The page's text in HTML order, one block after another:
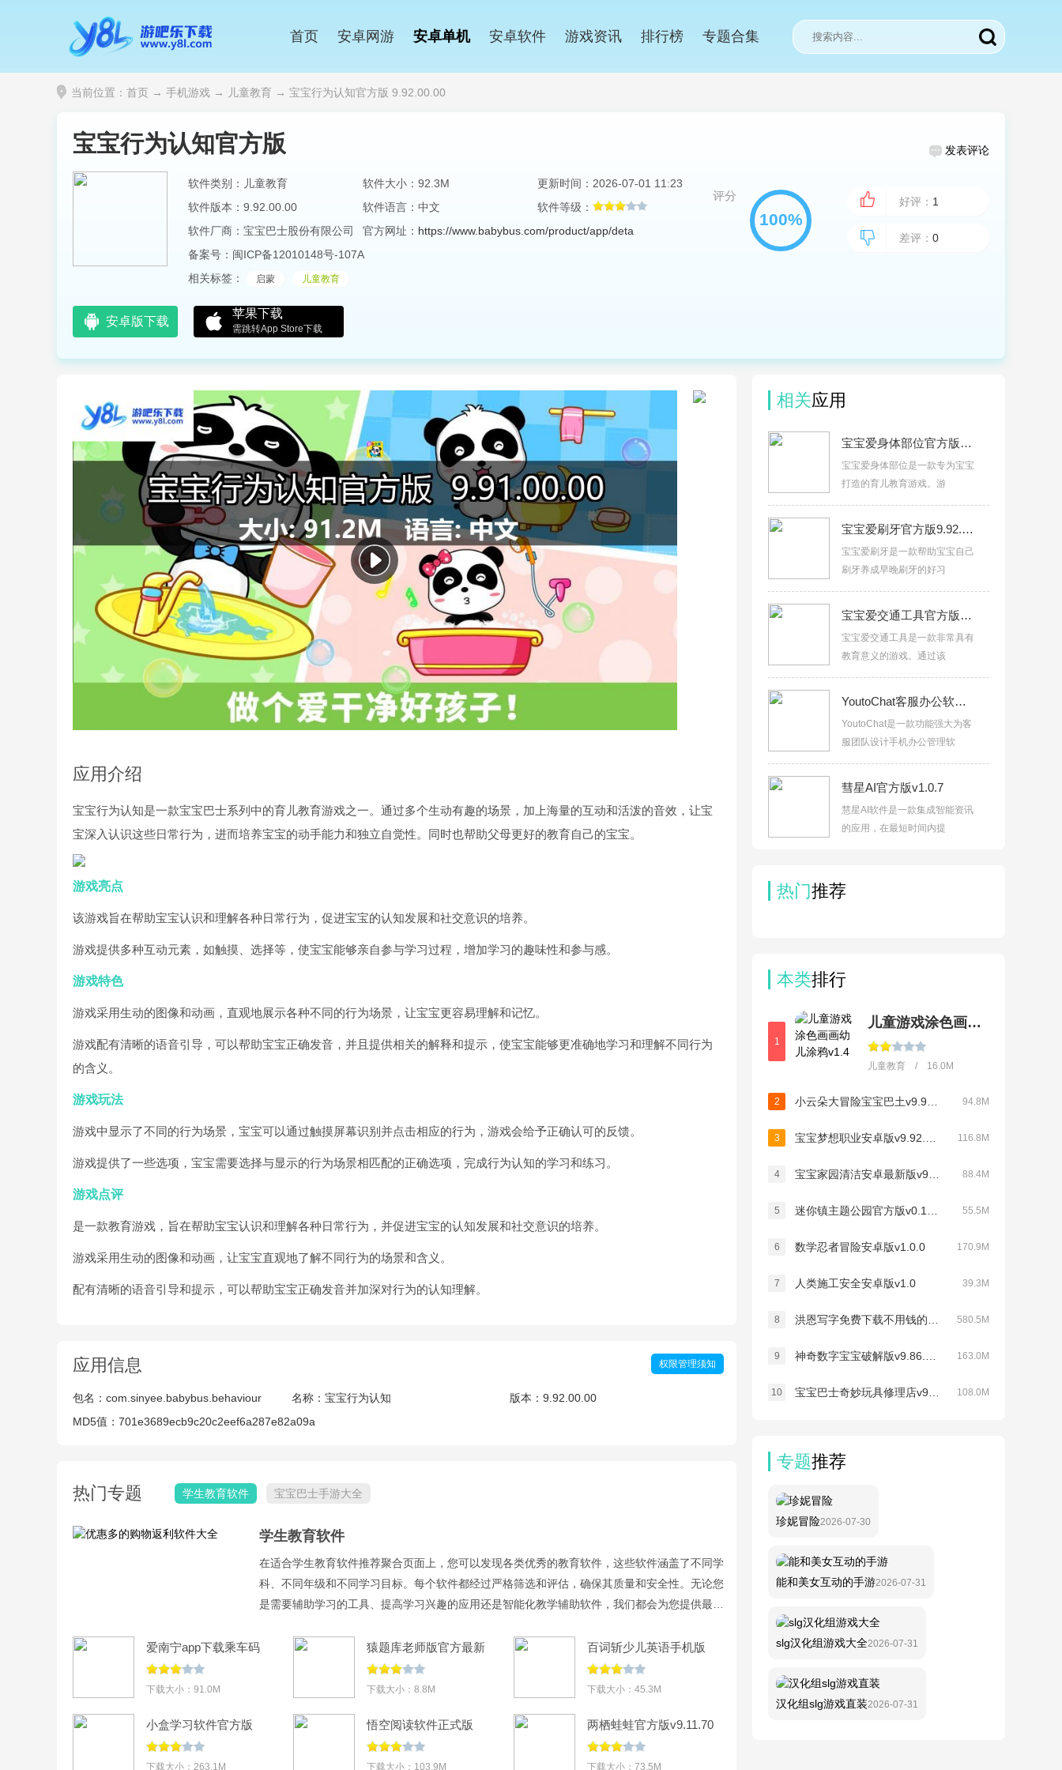
首页 安卓网游 安卓单机 安卓软件 游戏资讯 排行榜 专题合集
当前位置： 首页 → 手机游戏 → 儿童教育 → 宝宝行为认知官方版 9.92.00.00
宝宝行为认知官方版 发表评论
软件类别：儿童教育 软件大小：92.3M
更新时间：2026-07-01 11:23
软件版本：9.92.00.00
软件语言：中文
软件等级：
软件厂商：宝宝巴士股份有限公司
官方网址： https://www.babybus.com/product/app/deta
备案号： 闽ICP备12010148号-107A
相关标签：
启蒙 儿童教育
评分 好评： 1
差评： 0
安卓版下载
苹果下载
需跳转App Store下载
应用介绍
宝宝行为认知是一款宝宝巴士系列中的育儿教育游戏之一。通过多个生动有趣的场景，加上海量的互动和活泼的音效，让宝
宝深入认识这些日常行为，进而培养宝宝的动手能力和独立自觉性。同时也帮助父母更好的教育自己的宝宝。
游戏亮点
该游戏旨在帮助宝宝认识和理解各种日常行为，促进宝宝的认知发展和社交意识的培养。
游戏提供多种互动元素，如触摸、选择等，使宝宝能够亲自参与学习过程，增加学习的趣味性和参与感。
游戏特色
游戏采用生动的图像和动画，直观地展示各种不同的行为场景，让宝宝更容易理解和记忆。
游戏配有清晰的语音引导，可以帮助宝宝正确发音，并且提供相关的解释和提示，使宝宝能够更准确地学习和理解不同行为
的含义。
游戏玩法
游戏中显示了不同的行为场景，宝宝可以通过触摸屏幕识别并点击相应的行为，游戏会给予正确认可的反馈。
游戏提供了一些选项，宝宝需要选择与显示的行为场景相匹配的正确选项，完成行为认知的学习和练习。
游戏点评
是一款教育游戏，旨在帮助宝宝认识和理解各种日常行为，并促进宝宝的认知发展和社交意识的培养。
游戏采用生动的图像和动画，让宝宝直观地了解不同行为的场景和含义。
配有清晰的语音引导和提示，可以帮助宝宝正确发音并加深对行为的认知理解。
应用信息 权限管理须知
包名： com.sinyee.babybus.behaviour 名称： 宝宝行为认知 版本：9.92.00.00
MD5值： 701e3689ecb9c20c2eef6a287e82a09a
热门专题 学生教育软件 宝宝巴士手游大全
学生教育软件
在适合学生教育软件推荐聚合页面上，您可以发现各类优秀的教育软件，这些软件涵盖了不同学
科、不同年级和不同学习目标。每个软件都经过严格筛选和评估，确保其质量和安全性。无论您
是需要辅助学习的工具、提高学习兴趣的应用还是智能化教学辅助软件，我们都会为您提供最合
爱南宁app下载乘车码
v4.2.10.1
下载大小：91.0M
猿题库老师版官方最新
版v3.4.0
下载大小：8.8M
百词斩少儿英语手机版
v1.1.7
下载大小：45.3M
小盒学习软件官方版
v5.3.06
下载大小：263.1M
悟空阅读软件正式版
v2.0.9
下载大小：103.9M
两栖蛙蛙官方版v9.11.70
下载大小：73.5M
相关应用
宝宝爱身体部位官方版9.86.00.00
宝宝爱身体部位是一款专为宝宝
打造的育儿教育游戏。游
宝宝爱刷牙官方版9.92.00.00
宝宝爱刷牙是一款帮助宝宝自己
刷牙养成早晚刷牙的好习
宝宝爱交通工具官方版9.92.00.00
宝宝爱交通工具是一款非常具有
教育意义的游戏。通过该
YoutoChat客服办公软件官方版v1.0.0
YoutoChat是一款功能强大为客
服团队设计手机办公管理软
彗星AI官方版v1.0.7
慧星AI软件是一款集成智能资讯
的应用，在最短时间内提
热门推荐
本类排行
1
儿童游戏涂色画画幼儿涂鸦
儿童教育 / 16.0M
2 94.8M
3 116.8M
4 88.4M
5 55.5M
6 数学忍者冒险安卓版v1.0.0 170.9M
7 人类施工安全安卓版v1.0 39.3M
8 580.5M
9 163.0M
10 108.0M
专题推荐
珍妮冒险2026-07-30
能和美女互动的手游2026-07-31
slg汉化组游戏大全2026-07-31
汉化组slg游戏直装2026-07-31